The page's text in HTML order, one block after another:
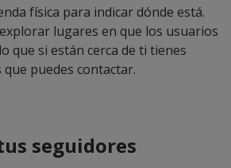
física para indicar dónde está.
lugares en que los usuarios
que si están cerca de ti tienes
puedes contactar.
seguidores